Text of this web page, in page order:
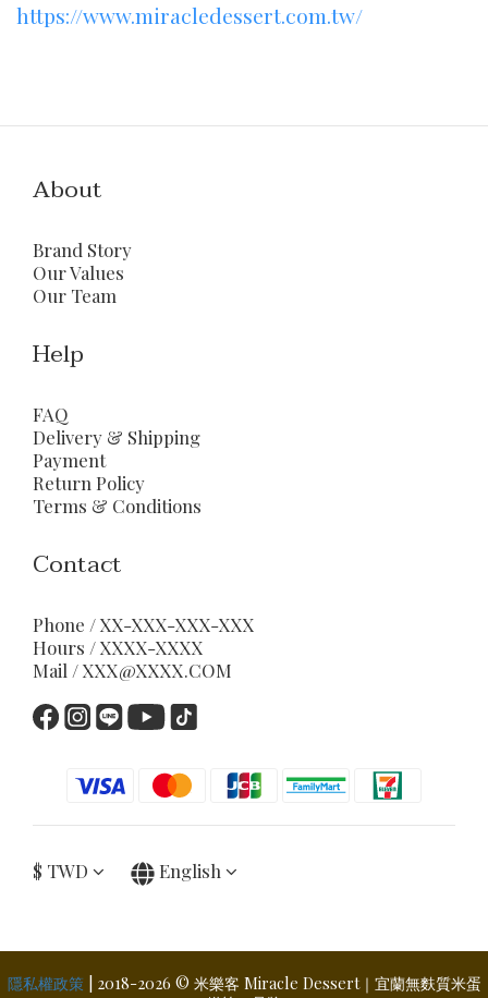
https://www.miracledessert.com.tw/
About
Brand Story
Our Values
Our Team
Help
FAQ
Delivery & Shipping
Payment
Return Policy
Terms & Conditions
Contact
Phone / XX-XXX-XXX-XXX
Hours / XXXX-XXXX
Mail / XXX@XXXX.COM
$ TWD English
隱私權政策| 2018-2026 © 米樂客 Miracle Dessert｜宜蘭無麩質米蛋